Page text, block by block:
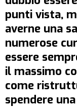
punti vista,
averne una
numerose
essere
il massimo
come
spendere